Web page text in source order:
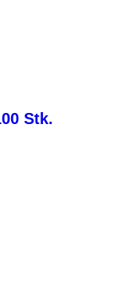
Stk.